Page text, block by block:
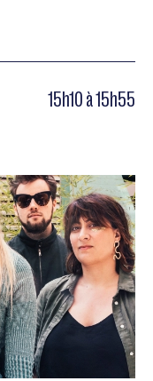
15h10 à 15h55